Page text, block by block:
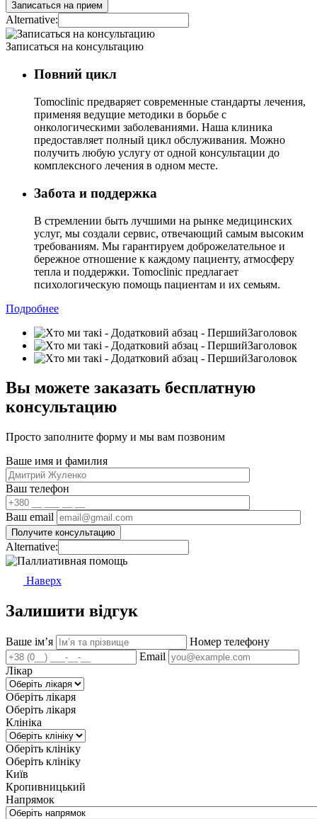
Alternative:
Записаться на консультацию
Повний цикл
Tomoclinic предваряет современные стандарты лечения,
применяя ведущие методики в борьбе с
онкологическими заболеваниями. Наша клиника
предоставляет полный цикл обслуживания. Можно
получить любую услугу от одной консультации до
комплексного лечения в одном месте.
Забота и поддержка
В стремлении быть лучшими на рынке медицинских
услуг, мы создали сервис, отвечающий самым высоким
требованиям. Мы гарантируем доброжелательное и
бережное отношение к каждому пациенту, атмосферу
тепла и поддержки. Tomoclinic предлагает
психологическую помощь пациентам и их семьям.
Подробнее
Вы можете заказать бесплатную
консультацию
Просто заполните форму и мы вам позвоним
Ваше имя и фамилия
Ваш телефон
Ваш email
Alternative:
Наверх
Залишити відгук
Ваше імʼя
Номер телефону
Email
Лікар
Оберіть лікаря
Оберіть лікаря
Клініка
Оберіть клініку
Оберіть клініку
Київ
Кропивницький
Напрямок